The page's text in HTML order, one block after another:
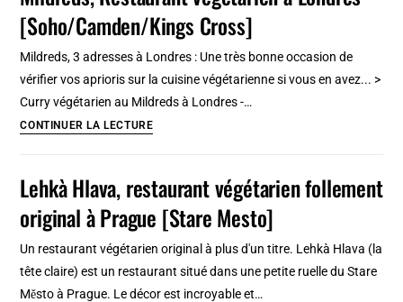
alternatifs
et
[Kazimierz]
[Soho/Camden/Kings Cross]
Mildreds, 3 adresses à Londres : Une très bonne occasion de
vérifier vos aprioris sur la cuisine végétarienne si vous en avez... >
Curry végétarien au Mildreds à Londres -…
CONTINUER LA LECTUREMildreds,
à
Londres
[Soho/Camden/Kings
Cross]
Lehkà Hlava, restaurant végétarien follement
original à Prague [Stare Mesto]
Un restaurant végétarien original à plus d'un titre. Lehkà Hlava (la
tête claire) est un restaurant situé dans une petite ruelle du Stare
Město à Prague. Le décor est incroyable et…